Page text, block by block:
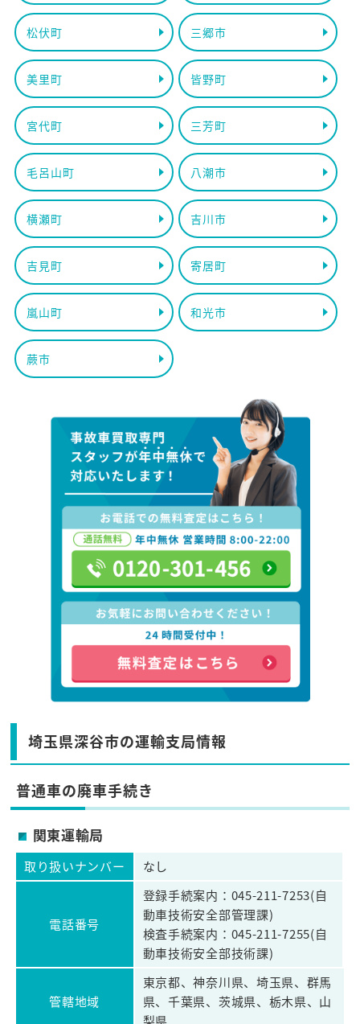
松伏町 三郷市
美里町 皆野町
宮代町 三芳町
毛呂山町 八潮市
横瀬町 吉川市
吉見町 寄居町
嵐山町 和光市
蕨市
埼玉県深谷市の運輸支局情報
普通車の廃車手続き
関東運輸局
取り扱いナンバー なし
電話番号
登録手続案内：045-211-7253(自
動車技術安全部管理課)
検査手続案内：045-211-7255(自
動車技術安全部技術課)
管轄地域
東京都、神奈川県、埼玉県、群馬
県、千葉県、茨城県、栃木県、山